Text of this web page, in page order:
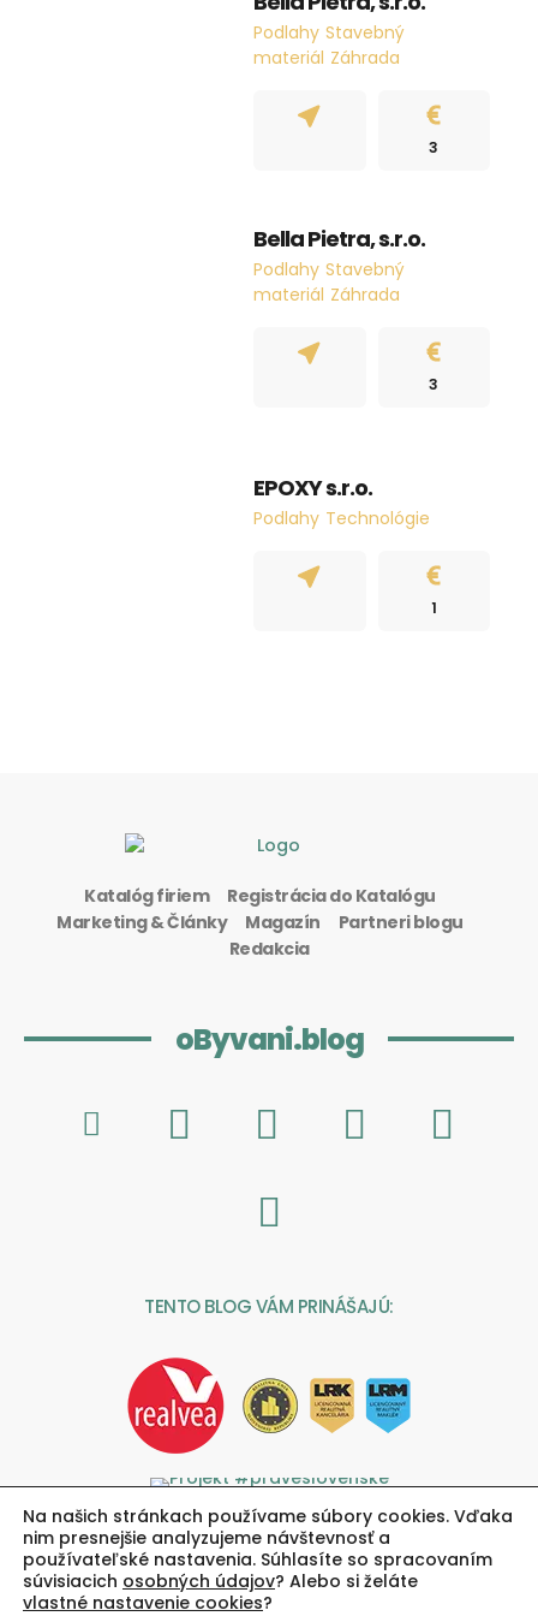
Podlahy Stavebný
materiál Záhrada
3
Bella Pietra, s.r.o.
Podlahy Stavebný
materiál Záhrada
3
EPOXY s.r.o.
Podlahy Technológie
1
Katalóg firiem
Registrácia do Katalógu
Marketing & Články
Magazín
Partneri blogu
Redakcia
oByvani.blog
TENTO BLOG VÁM PRINÁŠAJÚ:
Na našich stránkach používame súbory cookies. Vďaka
nim presnejšie analyzujeme návštevnosť a
používateľské nastavenia. Súhlasíte so spracovaním
súvisiacich osobných údajov? Alebo si želáte
vlastné nastavenie cookies?